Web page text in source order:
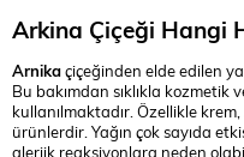
Arkina Çiçeği Hangi
Arnikaçiçeğinden elde edilen
Bu bakımdan sıklıkla kozmetik
kullanılmaktadır. Özellikle
ürünlerdir. Yağın çok sayıda
alerjik reaksiyonlara neden